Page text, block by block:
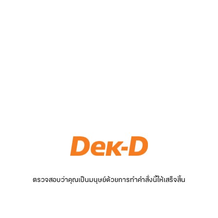
ตรวจสอบว่าคุณเป็นมนุษย์ด้วยการทำคำสั่งนี้ให้เสร็จสิ้น